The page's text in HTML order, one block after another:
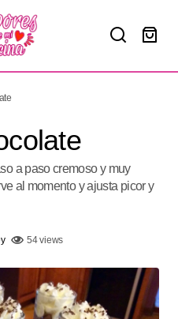
a paso cremoso y muy
al momento y ajusta picor y
54 views